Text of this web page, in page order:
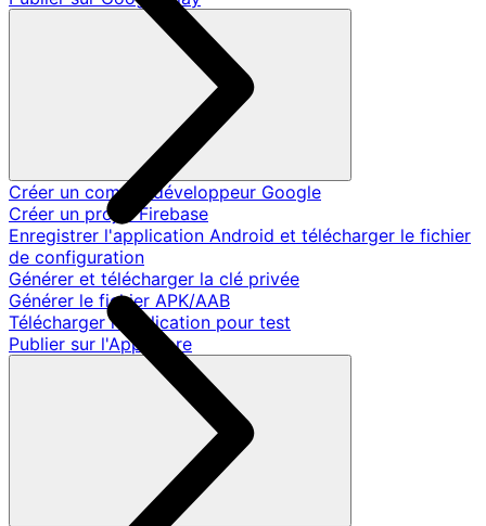
Créer un compte développeur Google
Créer un projet Firebase
Enregistrer l'application Android et télécharger le fichier
de configuration
Générer et télécharger la clé privée
Générer le fichier APK/AAB
Télécharger l'application pour test
Publier sur l'App Store